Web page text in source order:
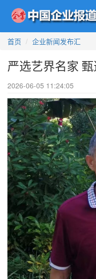
首页
企业新闻发布汇
严选艺界名家
2026-06-05 11:24:05